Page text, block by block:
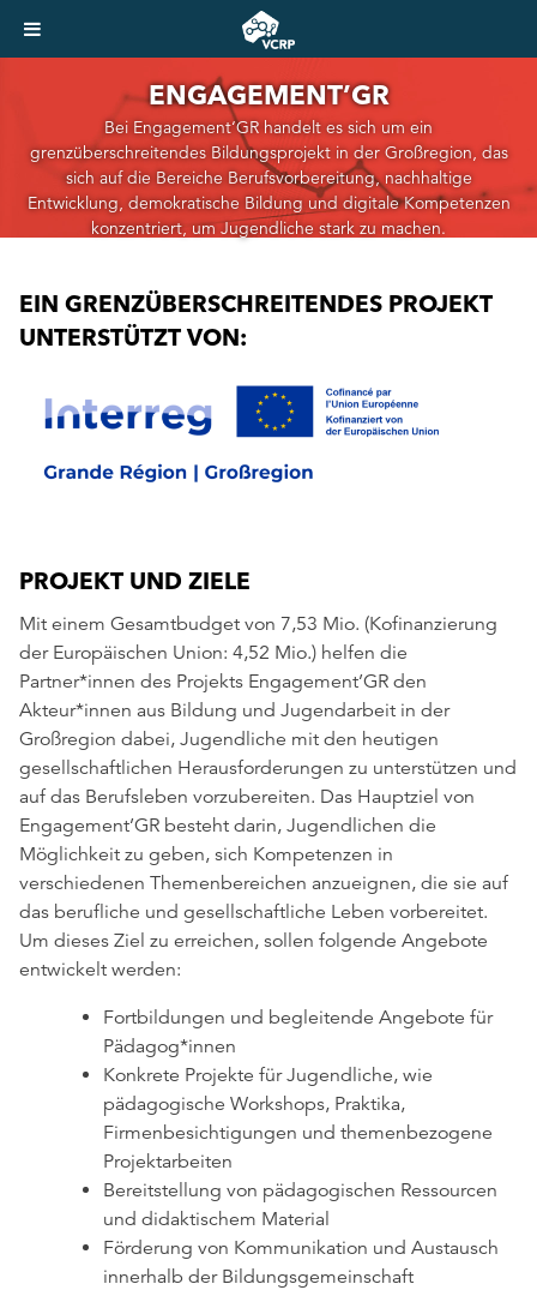
ENGAGEMENT’GR
Bei Engagement‘GR handelt es sich um ein
grenzüberschreitendes Bildungsprojekt in der Großregion, das
sich auf die Bereiche Berufsvorbereitung, nachhaltige
Entwicklung, demokratische Bildung und digitale Kompetenzen
konzentriert, um Jugendliche stark zu machen.
EIN GRENZÜBERSCHREITENDES PROJEKT
UNTERSTÜTZT VON:
PROJEKT UND ZIELE
Mit einem Gesamtbudget von 7,53 Mio. (Kofinanzierung
der Europäischen Union: 4,52 Mio.) helfen die
Partner*innen des Projekts Engagement’GR den
Akteur*innen aus Bildung und Jugendarbeit in der
Großregion dabei, Jugendliche mit den heutigen
gesellschaftlichen Herausforderungen zu unterstützen und
auf das Berufsleben vorzubereiten. Das Hauptziel von
Engagement’GR besteht darin, Jugendlichen die
Möglichkeit zu geben, sich Kompetenzen in
verschiedenen Themenbereichen anzueignen, die sie auf
das berufliche und gesellschaftliche Leben vorbereitet.
Um dieses Ziel zu erreichen, sollen folgende Angebote
entwickelt werden:
Fortbildungen und begleitende Angebote für
Pädagog*innen
Konkrete Projekte für Jugendliche, wie
pädagogische Workshops, Praktika,
Firmenbesichtigungen und themenbezogene
Projektarbeiten
Bereitstellung von pädagogischen Ressourcen
und didaktischem Material
Förderung von Kommunikation und Austausch
innerhalb der Bildungsgemeinschaft